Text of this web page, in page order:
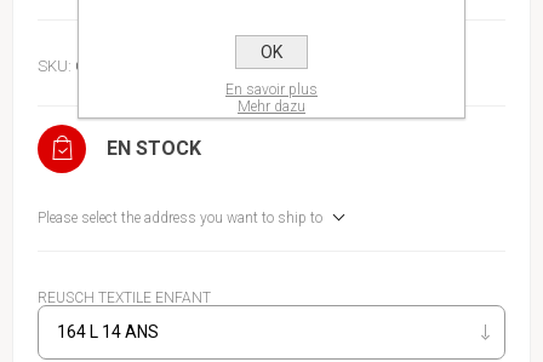
SKU: GKTR1VRLYA
EN STOCK
Please select the address you want to ship to
REUSCH TEXTILE ENFANT
OK
En savoir plus
Mehr dazu